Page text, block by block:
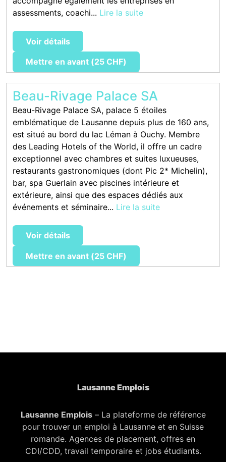
assessments, coachi... Lire la suite
Voir détails
Mettre en avant (25 CHF)
Beau-Rivage Palace SA
Beau-Rivage Palace SA, palace 5 étoiles
emblématique de Lausanne depuis plus de 160 ans,
est situé au bord du lac Léman à Ouchy. Membre
des Leading Hotels of the World, il offre un cadre
exceptionnel avec chambres et suites luxueuses,
restaurants gastronomiques (dont Pic 2* Michelin),
bar, spa Guerlain avec piscines intérieure et
extérieure, ainsi que des espaces dédiés aux
événements et séminaire... Lire la suite
Voir détails
Mettre en avant (25 CHF)
Lausanne Emplois
Lausanne Emplois– La plateforme de référence
pour trouver un emploi à Lausanne et en Suisse
romande. Agences de placement, offres en
CDI/CDD, travail temporaire et jobs étudiants.